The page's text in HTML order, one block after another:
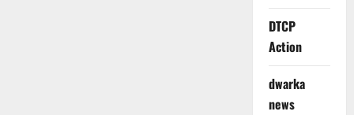
DTCP
Action
dwarka
news